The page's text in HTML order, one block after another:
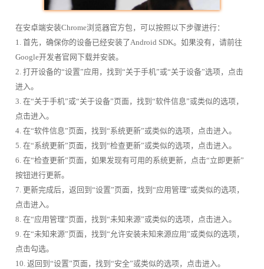
在安卓端安装Chrome浏览器官方包，可以按照以下步骤进行：
1. 首先，确保你的设备已经安装了Android SDK。如果没有，请前往
Google开发者官网下载并安装。
2. 打开设备的“设置”应用，找到“关于手机”或“关于设备”选项，点击
进入。
3. 在“关于手机”或“关于设备”页面，找到“软件信息”或类似的选项，
点击进入。
4. 在“软件信息”页面，找到“系统更新”或类似的选项，点击进入。
5. 在“系统更新”页面，找到“检查更新”或类似的选项，点击进入。
6. 在“检查更新”页面，如果发现有可用的系统更新，点击“立即更新”
按钮进行更新。
7. 更新完成后，返回到“设置”页面，找到“应用管理”或类似的选项，
点击进入。
8. 在“应用管理”页面，找到“未知来源”或类似的选项，点击进入。
9. 在“未知来源”页面，找到“允许安装未知来源应用”或类似的选项，
点击勾选。
10. 返回到“设置”页面，找到“安全”或类似的选项，点击进入。